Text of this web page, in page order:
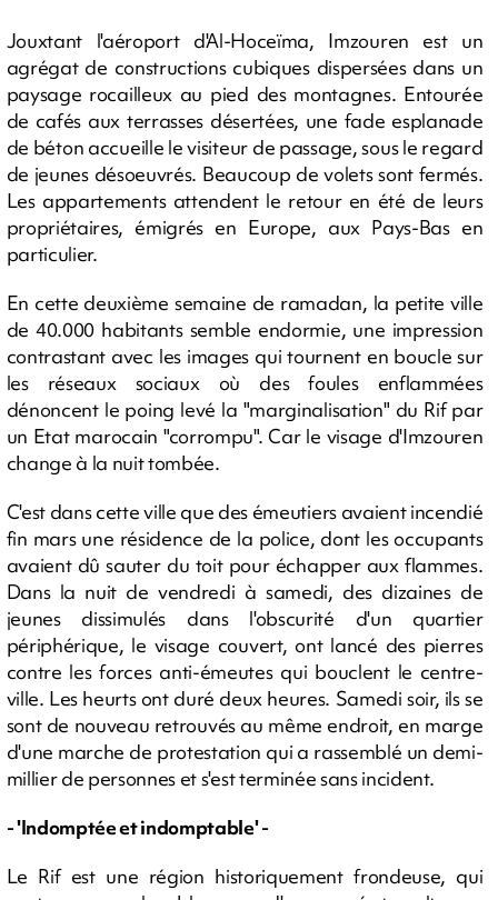
Jouxtant l'aéroport d'Al-Hoceïma, Imzouren est un
agrégat de constructions cubiques dispersées dans un
paysage rocailleux au pied des montagnes. Entourée
de cafés aux terrasses désertées, une fade esplanade
de béton accueille le visiteur de passage, sous le regard
de jeunes désoeuvrés. Beaucoup de volets sont fermés.
Les appartements attendent le retour en été de leurs
propriétaires, émigrés en Europe, aux Pays-Bas en
particulier.
En cette deuxième semaine de ramadan, la petite ville
de 40.000 habitants semble endormie, une impression
contrastant avec les images qui tournent en boucle sur
les réseaux sociaux où des foules enflammées
dénoncent le poing levé la "marginalisation" du Rif par
un Etat marocain "corrompu". Car le visage d'Imzouren
change à la nuit tombée.
C'est dans cette ville que des émeutiers avaient incendié
fin mars une résidence de la police, dont les occupants
avaient dû sauter du toit pour échapper aux flammes.
Dans la nuit de vendredi à samedi, des dizaines de
jeunes dissimulés dans l'obscurité d'un quartier
périphérique, le visage couvert, ont lancé des pierres
contre les forces anti-émeutes qui bouclent le centre-
ville. Les heurts ont duré deux heures. Samedi soir, ils se
sont de nouveau retrouvés au même endroit, en marge
d'une marche de protestation qui a rassemblé un demi-
millier de personnes et s'est terminée sans incident.
- 'Indomptée et indomptable' -
Le Rif est une région historiquement frondeuse, qui